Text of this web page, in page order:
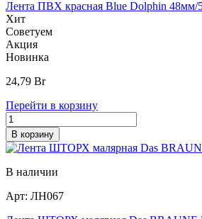
Лента ПВХ красная Blue Dolphin
Хит
Советуем
Акция
Новинка
24,79 Br
Перейти в корзину
В корзину
В наличии
Арт: ЛН067